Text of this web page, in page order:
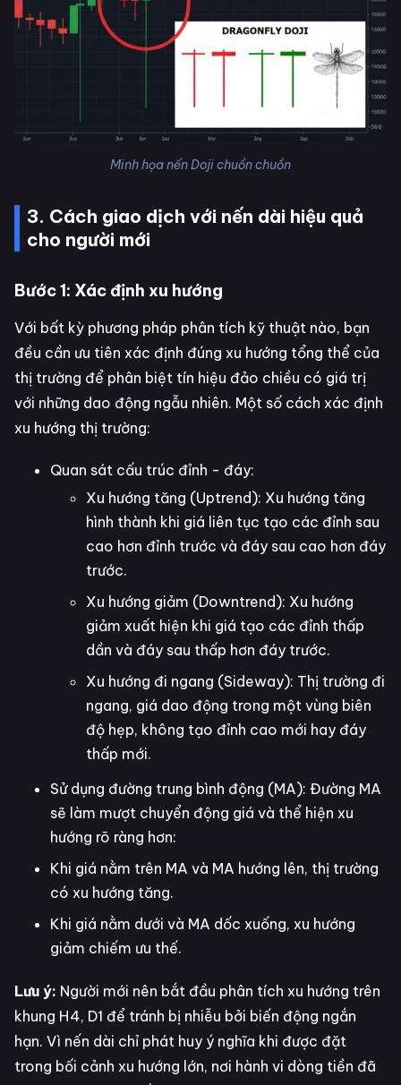
Minh họa nến Doji chuồn chuồn
3. Cách giao dịch với nến dài hiệu quả
cho người mới
Bước 1: Xác định xu hướng
Với bất kỳ phương pháp phân tích kỹ thuật nào, bạn
đều cần ưu tiên xác định đúng xu hướng tổng thể của
thị trường để phân biệt tín hiệu đảo chiều có giá trị
với những dao động ngẫu nhiên. Một số cách xác định
xu hướng thị trường:
Quan sát cấu trúc đỉnh - đáy:
Xu hướng tăng (Uptrend): Xu hướng tăng
hình thành khi giá liên tục tạo các đỉnh sau
cao hơn đỉnh trước và đáy sau cao hơn đáy
trước.
Xu hướng giảm (Downtrend): Xu hướng
giảm xuất hiện khi giá tạo các đỉnh thấp
dần và đáy sau thấp hơn đáy trước.
Xu hướng đi ngang (Sideway): Thị trường đi
ngang, giá dao động trong một vùng biên
độ hẹp, không tạo đỉnh cao mới hay đáy
thấp mới.
Sử dụng đường trung bình động (MA): Đường MA
sẽ làm mượt chuyển động giá và thể hiện xu
hướng rõ ràng hơn:
Khi giá nằm trên MA và MA hướng lên, thị trường
có xu hướng tăng.
Khi giá nằm dưới và MA dốc xuống, xu hướng
giảm chiếm ưu thế.
Lưu ý: Người mới nên bắt đầu phân tích xu hướng trên
khung H4, D1 để tránh bị nhiễu bởi biến động ngắn
hạn. Vì nến dài chỉ phát huy ý nghĩa khi được đặt
trong bối cảnh xu hướng lớn, nơi hành vi dòng tiền đã